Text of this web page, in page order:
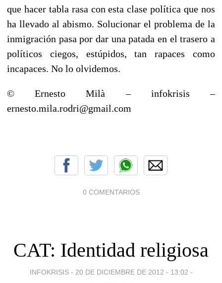
que hacer tabla rasa con esta clase política que nos
ha llevado al abismo. Solucionar el problema de la
inmigración pasa por dar una patada en el trasero a
políticos ciegos, estúpidos, tan rapaces como
incapaces. No lo olvidemos.
© Ernesto Milà – infokrisis –
ernesto.mila.rodri@gmail.com
0 COMENTARIOS
CAT: Identidad religiosa
INFOKRISIS - 20 DE DICIEMBRE DE 2012 - 13:02 -